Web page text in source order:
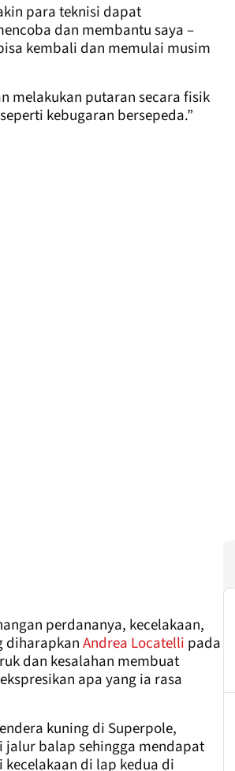
para teknisi dapat
dan membantu saya –
kembali dan memulai musim
melakukan putaran secara fisik
kebugaran bersepeda.”
perdananya, kecelakaan,
diharapkanAndrea Locatelli pada
dan kesalahan membuat
apa yang ia rasa
kuning di Superpole,
jalur balap sehingga mendapat
di lap kedua di